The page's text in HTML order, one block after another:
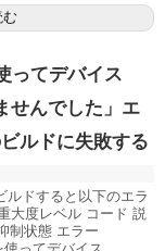
ってデバイス
せんでした」エ
ルドに失敗する
ルドすると以下のエラ
大度レベル コード 説
制状態 エラー